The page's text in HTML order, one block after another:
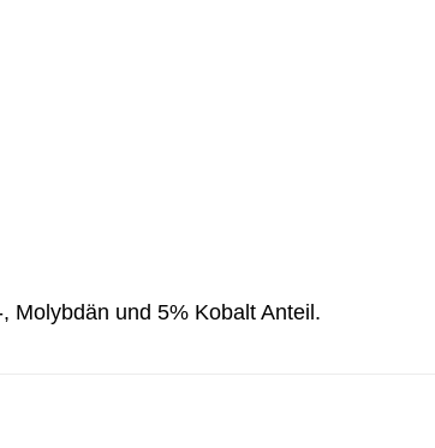
Molybdän und 5% Kobalt Anteil.